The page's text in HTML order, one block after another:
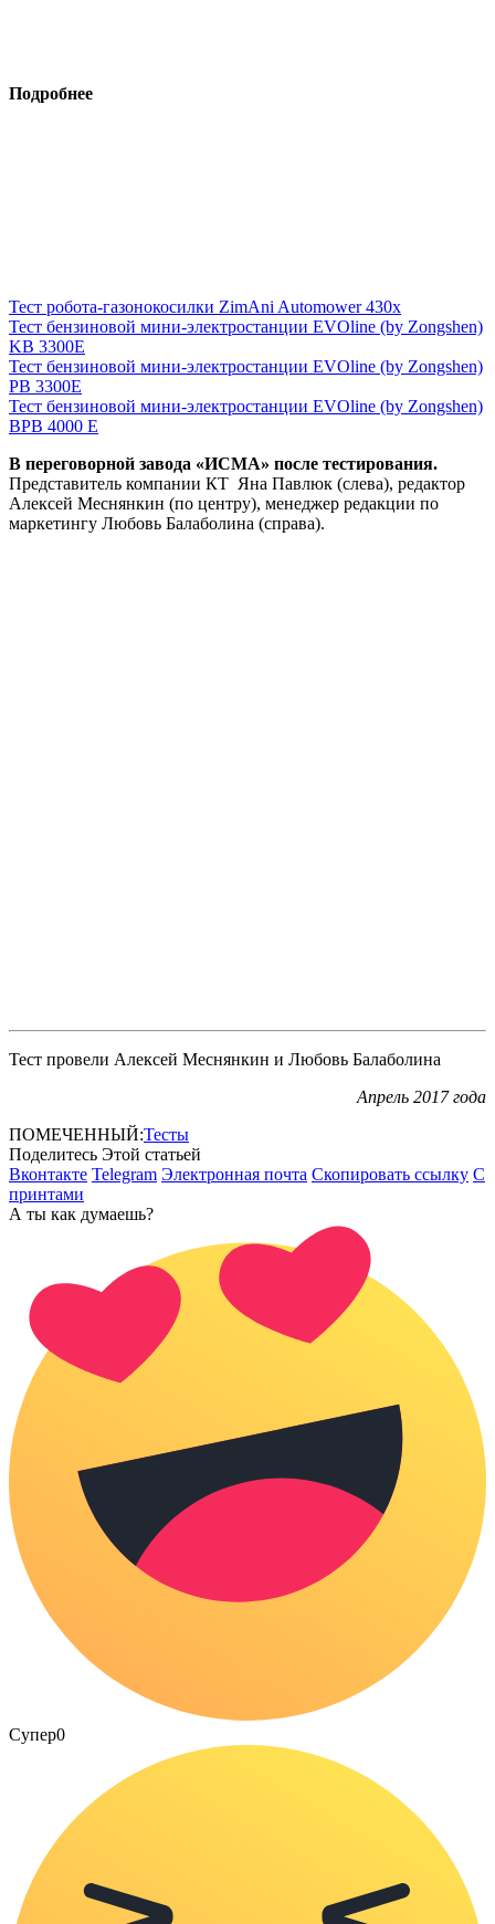
Подробнее
Тест робота-газонокосилки ZimAni Automower 430х
Тест бензиновой мини-электростанции EVOline (by Zongshen)
KB 3300E
Тест бензиновой мини-электростанции EVOline (by Zongshen)
PB 3300E
Тест бензиновой мини-электростанции EVOline (by Zongshen)
BPB 4000 E
В переговорной завода «ИСМА» после тестирования.
Представитель компании КТ Яна Павлюк (слева), редактор
Алексей Меснянкин (по центру), менеджер редакции по
маркетингу Любовь Балаболина (справа).
Тест провели Алексей Меснянкин и Любовь Балаболина
Апрель 2017 года
ПОМЕЧЕННЫЙ:Тесты
Поделитесь Этой статьей
Вконтакте Telegram Электронная почта Скопировать ссылку С
принтами
А ты как думаешь?
Супер0